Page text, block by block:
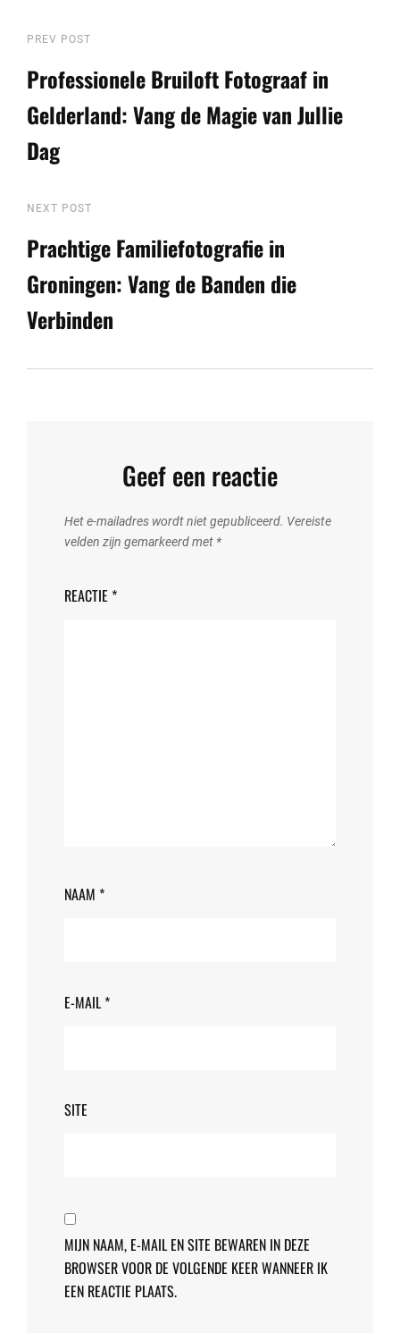
Berichtnavigatie
Previous
Post
PREV POST
Professionele Bruiloft Fotograaf in
Gelderland: Vang de Magie van Jullie
Dag
Next
Post
NEXT POST
Prachtige Familiefotografie in
Groningen: Vang de Banden die
Verbinden
Geef een reactie
Het e-mailadres wordt niet gepubliceerd. Vereiste
velden zijn gemarkeerd met *
REACTIE *
NAAM *
E-MAIL *
SITE
MIJN NAAM, E-MAIL EN SITE BEWAREN IN DEZE
BROWSER VOOR DE VOLGENDE KEER WANNEER IK
EEN REACTIE PLAATS.